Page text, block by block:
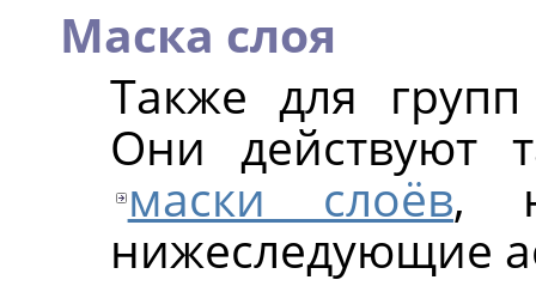
Маска слоя
Также для
Они действуют
маски слоёв,
нижеследующие